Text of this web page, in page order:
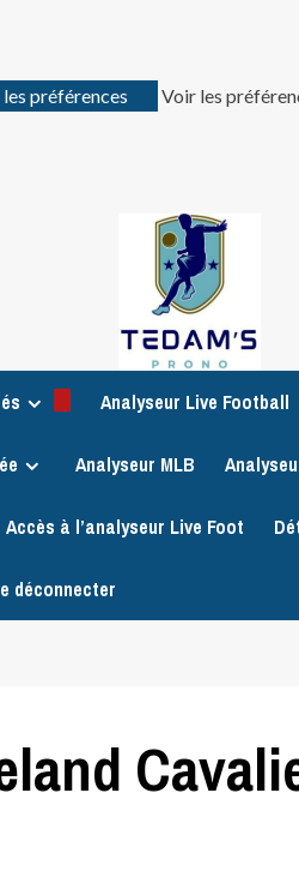
préférences
Voir les
Analyseur Live Football
Analyseur MLB
Accès à l’analyseur Live Foot
déconnecter